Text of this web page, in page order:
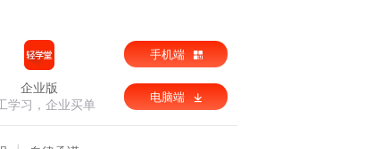
企业版
学习，企业买单
手机端
电脑端